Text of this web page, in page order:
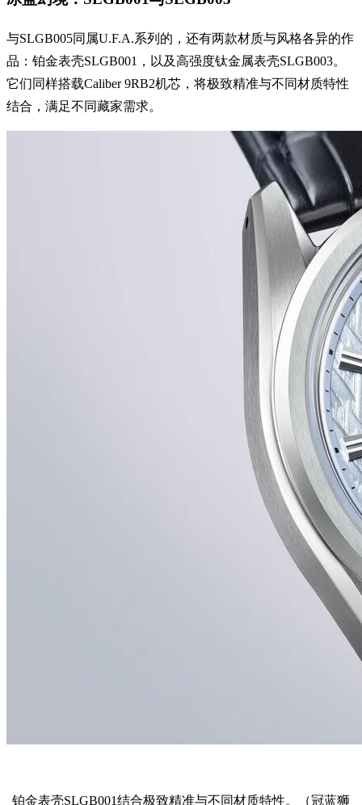
与SLGB005同属U.F.A.系列的，还有两款材质与风格各异的作
品：铂金表壳SLGB001，以及高强度钛金属表壳SLGB003。
它们同样搭载Caliber 9RB2机芯，将极致精准与不同材质特性
结合，满足不同藏家需求。
铂金表壳SLGB001结合极致精准与不同材质特性。（冠蓝狮